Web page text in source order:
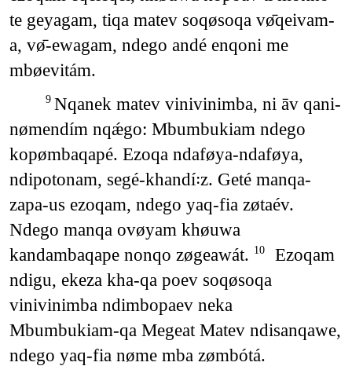
te geyagam, tiqa matev soqøsoqa vø̄qeivam-
a, vø̄-ewagam, ndego andé enqoni me
mbøevitám.
9 Nqanek matev vinivinimba, ni āv qani-
nømendím nqǽgo: Mbumbukiam ndego
kopømbaqapé. Ezoqa ndaføya-ndaføya,
ndipotonam, segé-khandí꞉z. Geté manqa-
zapa-us ezoqam, ndego yaq-fia zøtaév.
Ndego manqa ovøyam khøuwa
kandambaqape nonqo zøgeawát. 10
Ezoqam
ndigu, ekeza kha-qa poev soqøsoqa
vinivinimba ndimbopaev neka
Mbumbukiam-qa Megeat Matev ndisanqawe,
ndego yaq-fia nøme mba zømbótá.